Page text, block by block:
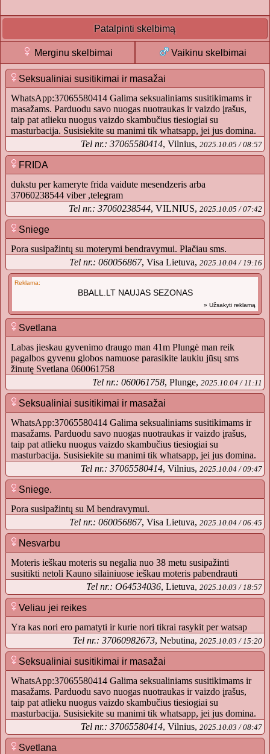
Patalpinti skelbimą
Merginu skelbimai Vaikinu skelbimai
Seksualiniai susitikimai ir masažai
WhatsApp:37065580414 Galima seksualiniams susitikimams ir
masažams. Parduodu savo nuogas nuotraukas ir vaizdo įrašus,
taip pat atlieku nuogus vaizdo skambučius tiesiogiai su
masturbacija. Susisiekite su manimi tik whatsapp, jei jus domina.
Tel nr.: 37065580414, Vilnius, 2025.10.05 / 08:57
FRIDA
dukstu per kameryte frida vaidute mesendzeris arba
37060238544 viber ,telegram
Tel nr.: 37060238544, VILNIUS, 2025.10.05 / 07:42
Sniege
Pora susipažintų su moterymi bendravymui. Plačiau sms.
Tel nr.: 060056867, Visa Lietuva, 2025.10.04 / 19:16
Reklama:
BBALL.LT NAUJAS SEZONAS
» Užsakyti reklamą
Svetlana
Labas jieskau gyvenimo draugo man 41m Plungė man reik
pagalbos gyvenu globos namuose parasikite laukiu jūsų sms
žinutę Svetlana 060061758
Tel nr.: 060061758, Plunge, 2025.10.04 / 11:11
Seksualiniai susitikimai ir masažai
WhatsApp:37065580414 Galima seksualiniams susitikimams ir
masažams. Parduodu savo nuogas nuotraukas ir vaizdo įrašus,
taip pat atlieku nuogus vaizdo skambučius tiesiogiai su
masturbacija. Susisiekite su manimi tik whatsapp, jei jus domina.
Tel nr.: 37065580414, Vilnius, 2025.10.04 / 09:47
Sniege.
Pora susipažintų su M bendravymui.
Tel nr.: 060056867, Visa Lietuva, 2025.10.04 / 06:45
Nesvarbu
Moteris ieškau moteris su negalia nuo 38 metu susipažinti
susitikti netoli Kauno silainiuose ieškau moteris pabendrauti
Tel nr.: O64534036, Lietuva, 2025.10.03 / 18:57
Veliau jei reikes
Yra kas nori ero pamatyti ir kurie nori tikrai rasykit per watsap
Tel nr.: 37060982673, Nebutina, 2025.10.03 / 15:20
Seksualiniai susitikimai ir masažai
WhatsApp:37065580414 Galima seksualiniams susitikimams ir
masažams. Parduodu savo nuogas nuotraukas ir vaizdo įrašus,
taip pat atlieku nuogus vaizdo skambučius tiesiogiai su
masturbacija. Susisiekite su manimi tik whatsapp, jei jus domina.
Tel nr.: 37065580414, Vilnius, 2025.10.03 / 08:47
Svetlana